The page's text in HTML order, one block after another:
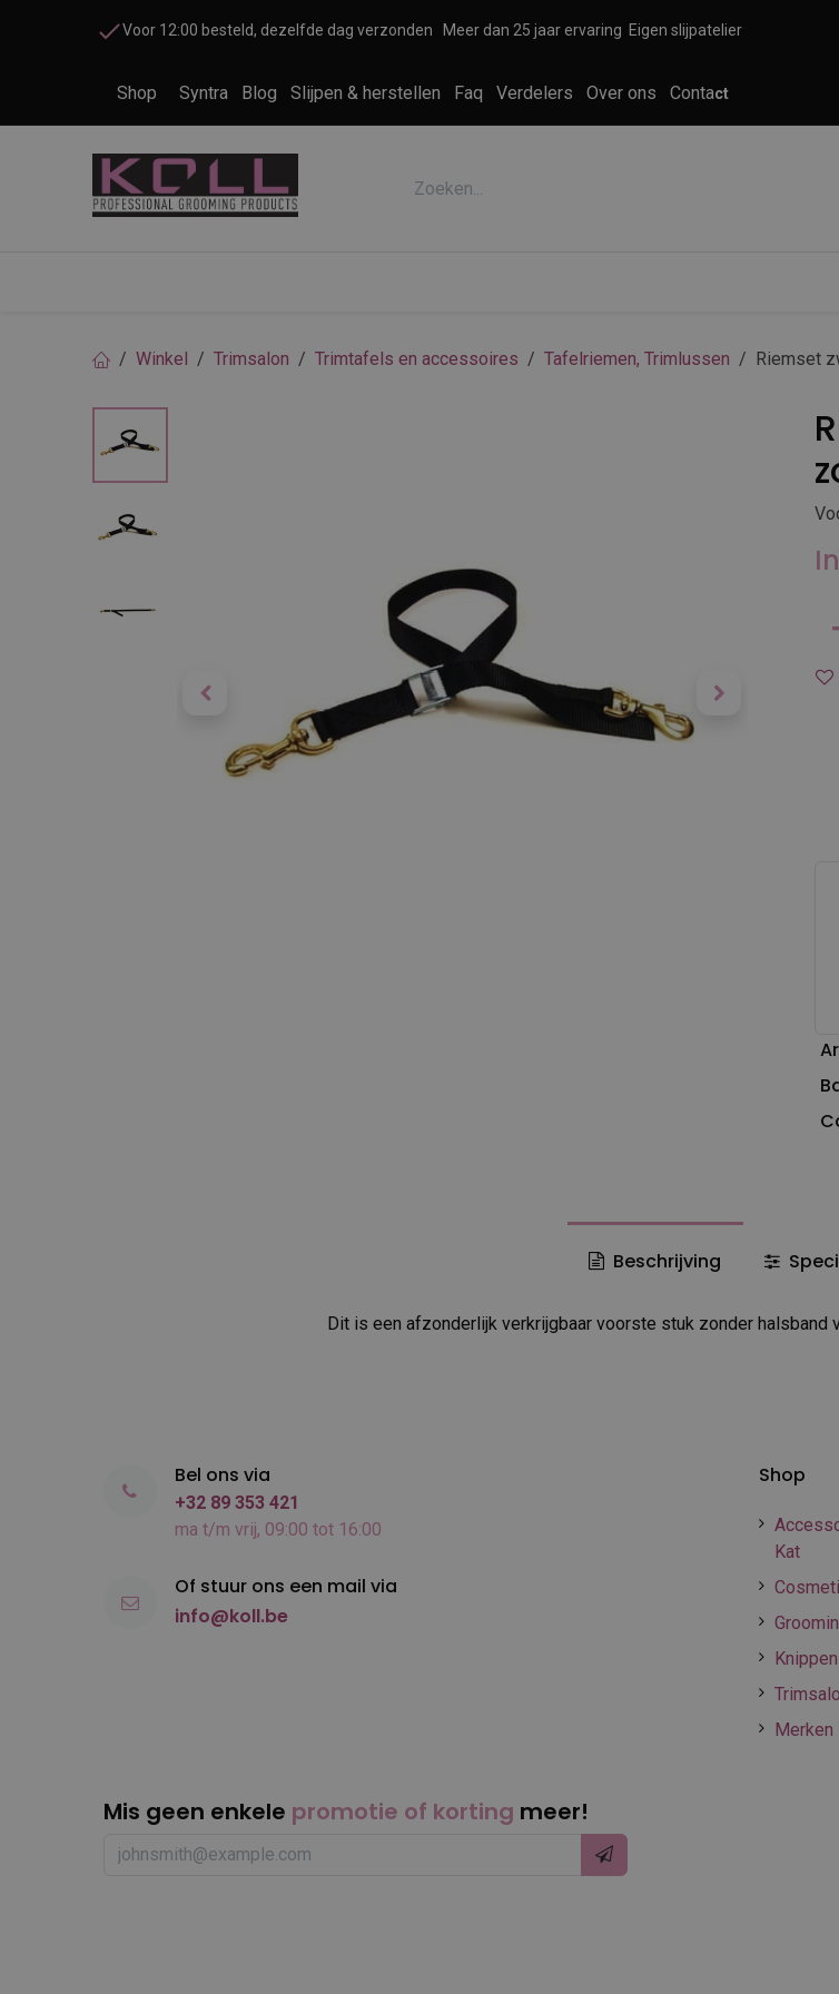
Voor 12:00 besteld, dezelfde dag verzonden Meer dan 25 jaar ervaring Eigen slijpatelier
Shop Syntra Blog Slijpen & herstellen Faq Verdelers Over ons Contact
Winkel Trimsalon Trimtafels en accessoires Tafelriemen, Trimlussen Riemset
Beschrijving
Dit is een afzonderlijk verkrijgbaar voorste stuk zonder halsband
Shop
Kat
Merken
Mis geen enkele promotie of korting meer!
Bel ons via
+32 89 353 421
ma t/m vrij, 09:00 tot 16:00
Of stuur ons een mail via
info@koll.be